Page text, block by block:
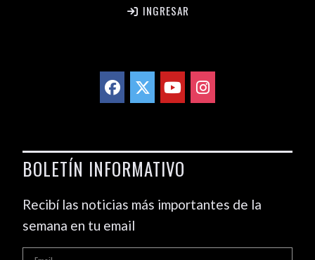
INGRESAR
BOLETÍN INFORMATIVO
Recibí las noticias más importantes de la
semana en tu email